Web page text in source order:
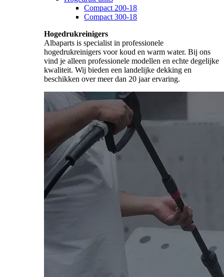
Compact 200-18
Compact 300-18
Hogedrukreinigers
Albaparts is specialist in professionele
hogedrukreinigers voor koud en warm water. Bij ons
vind je alleen professionele modellen en echte degelijke
kwaliteit. Wij bieden een landelijke dekking en
beschikken over meer dan 20 jaar ervaring.